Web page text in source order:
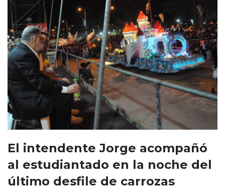
El intendente Jorge acompañó
al estudiantado en la noche del
último desfile de carrozas